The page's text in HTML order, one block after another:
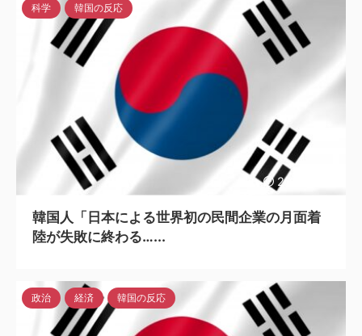
2023/4/26
科学 韓国の反応
韓国人「日本による世界初の民間企業の月面着
陸が失敗に終わる…...
政治 経済 韓国の反応